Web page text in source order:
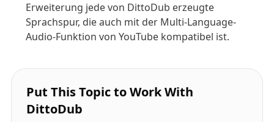
Erweiterung jede von DittoDub erzeugte
Sprachspur, die auch mit der Multi-Language-
Audio-Funktion von YouTube kompatibel ist.
Put This Topic to Work With
DittoDub